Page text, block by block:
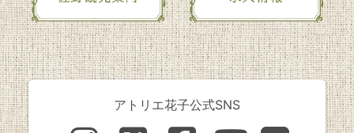
アトリエ花子公式SNS